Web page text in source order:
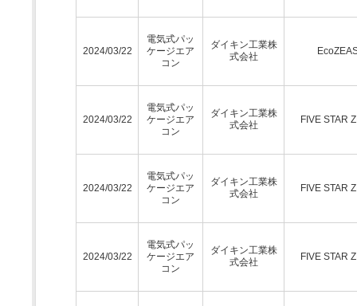
2024/03/22
電気式パッ
ケージエア
コン
ダイキン工業株
式会社
2024/03/22
電気式パッ
ケージエア
コン
ダイキン工業株
式会社
FIVE STAR
2024/03/22
電気式パッ
ケージエア
コン
ダイキン工業株
式会社
FIVE STAR
2024/03/22
電気式パッ
ケージエア
コン
ダイキン工業株
式会社
FIVE STAR